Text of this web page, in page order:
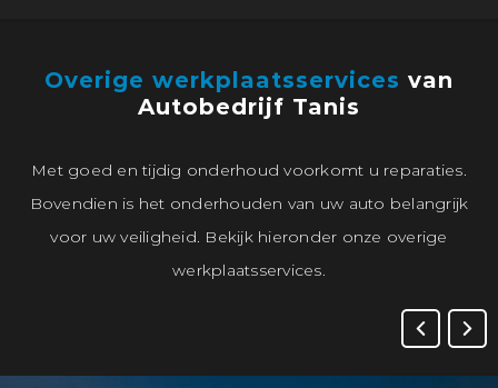
Overige werkplaatsservices van
Autobedrijf Tanis
Met goed en tijdig onderhoud voorkomt u reparaties.
Bovendien is het onderhouden van uw auto belangrijk
voor uw veiligheid. Bekijk hieronder onze overige
werkplaatsservices.